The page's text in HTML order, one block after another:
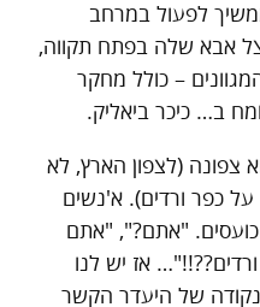
לפעול במרחב
אבא שלה בפתח תקווה,
– כולל מחקר
ב… כיכר ביאליק.
צפונה (לצפון הארץ, לא
על כפר ורדים). א'נשים
כועסים. "אתם?", "אתם
אז יש לנו
של היעדר הקשר